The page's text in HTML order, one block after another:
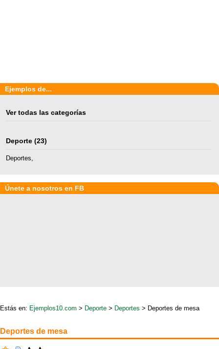
Ejemplos de...
Ver todas las categorías
Deporte (23)
Deportes,
Únete a nosotros en FB
Estás en: Ejemplos10.com > Deporte > Deportes > Deportes de mesa
Deportes de mesa